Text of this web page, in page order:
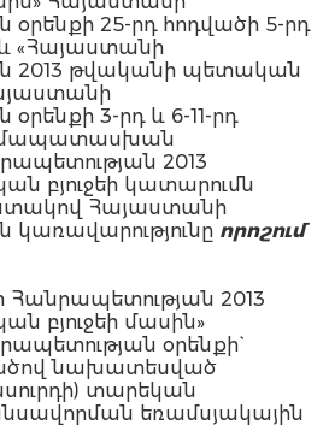
25-րդ հոդվածի 5-րդ
«Հայաստանի
2013 թվականի պետական
3-րդ և 6-11-րդ
2013
բյուջեի կատարումն
Հայաստանի
որոշում
Հանրապետության 2013
բյուջեի մասին»
օրենքի`
նախատեսված
տարեկան
եռամսյակային